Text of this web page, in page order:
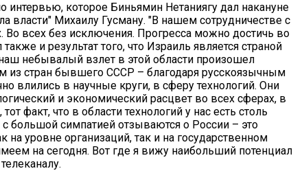
интервью, которое Биньямин Нетаниягу дал накануне
Михаилу Гусману. "В нашем сотрудничестве с
Во всех без исключения. Прогресса можно достичь во
и результат того, что Израиль является страной
небывалый взлет в этой области произошел
из стран бывшего СССР – благодаря русскоязычным
влились в научные круги, в сферу технологий. Они
и экономический расцвет во всех сферах, в
факт, что в области технологий у нас есть столь
большой симпатией отзываются о России – это
уровне организаций, так и на государственном
на сегодня. Вот где я вижу наибольший потенциал